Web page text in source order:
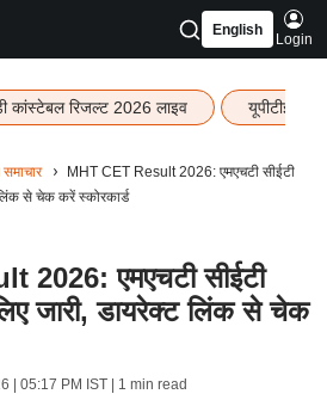
English
Login
कांस्टेबल रिजल्ट 2026 लाइव यूपीटीईटी
समाचार
MHT CET Result 2026: एमएचटी सीईटी
से चेक करें स्कोरकार्ड
2026: एमएचटी सीईटी
जारी, डायरेक्ट लिंक से चेक
| 05:17 PM IST| 1 min read